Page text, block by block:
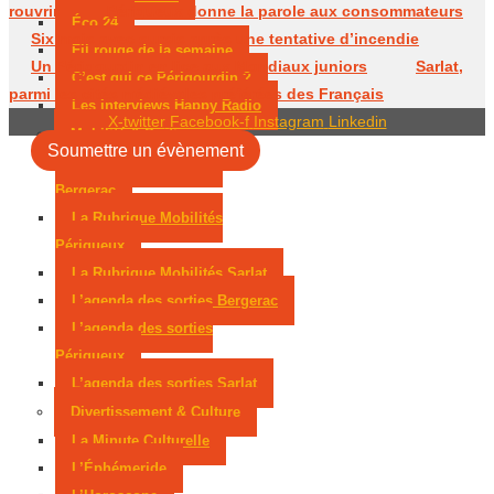
Éco 24
Fil rouge de la semaine
C’est qui ce Périgourdin ?
Les interviews Happy Radio
Mobilité & Sorties
Bergerac
La Rubrique Mobilités
Périgueux
La Rubrique Mobilités Sarlat
L’agenda des sorties Bergerac
L’agenda des sorties
Périgueux
L’agenda des sorties Sarlat
Divertissement & Culture
La Minute Culturelle
L’Éphémeride
rouvrir
Périgueux donne la parole aux consommateurs
Six mois avec sursis après une tentative d’incendie
Un Périgourdin en lice aux Mondiaux juniors
Sarlat,
parmi les cités médiévales préférées des Français
X-twitter Facebook-f Instagram Linkedin
Soumettre un évènement